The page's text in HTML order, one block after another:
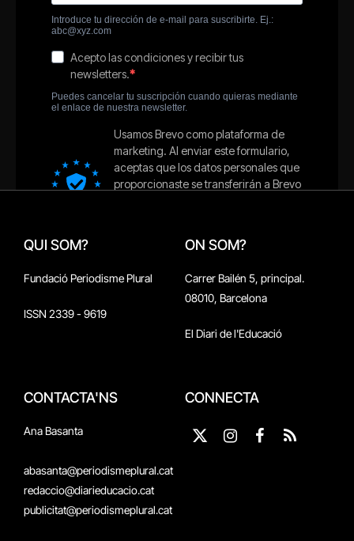
QUI SOM?
Fundació Periodisme Plural
ISSN 2339 - 9619
ON SOM?
Carrer Bailén 5, principal.
08010, Barcelona
El Diari de l'Educació
CONTACTA'NS
Ana Basanta
abasanta@periodismeplural.cat
redaccio@diarieducacio.cat
publicitat@periodismeplural.cat
CONNECTA
X
Instagram
Facebook
RSS